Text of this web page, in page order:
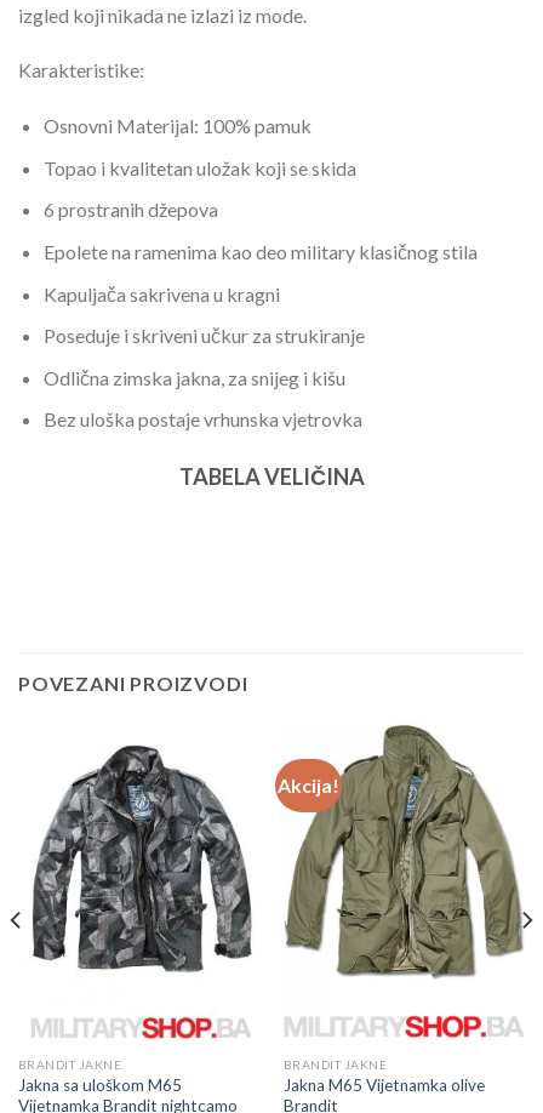
izgled koji nikada ne izlazi iz mode.
Karakteristike:
Osnovni Materijal: 100% pamuk
Topao i kvalitetan uložak koji se skida
6 prostranih džepova
Epolete na ramenima kao deo military klasičnog stila
Kapuljača sakrivena u kragni
Poseduje i skriveni učkur za strukiranje
Odlična zimska jakna, za snijeg i kišu
Bez uloška postaje vrhunska vjetrovka
TABELA VELIČINA
POVEZANI PROIZVODI
BRANDIT JAKNE
Jakna sa uloškom M65
Vijetnamka Brandit nightcamo
Akcija!
BRANDIT JAKNE
Jakna M65 Vijetnamka olive
Brandit